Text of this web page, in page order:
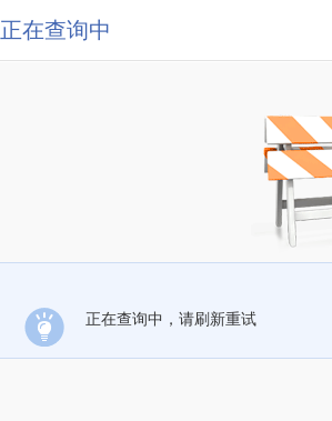
正在查询中
正在查询中，请刷新重试